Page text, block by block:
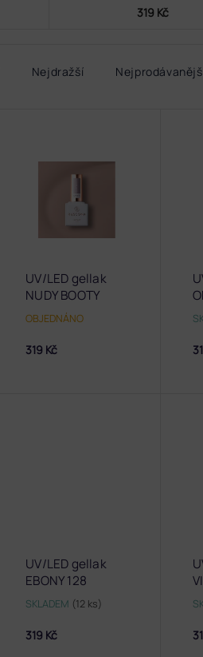
319 Kč
Nejdražší
UV/LED gellak
NUDY BOOTY
GP247
OBJEDNÁNO
319 Kč
UV/LED gellak
EBONY 128
SKLADEM (12 ks)
319 Kč